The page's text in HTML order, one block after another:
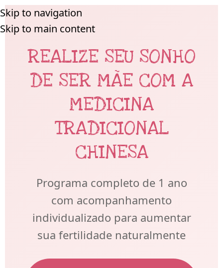
Skip to navigation
Skip to main content
REALIZE SEU SONHO
DE SER MÃE COM A
MEDICINA
TRADICIONAL
CHINESA
Programa completo de 1 ano
com acompanhamento
individualizado para aumentar
sua fertilidade naturalmente